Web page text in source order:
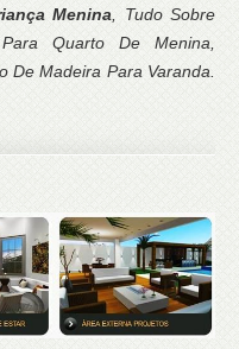
Menina, Tudo Sobre
Quarto De Menina,
De Madeira Para Varanda.